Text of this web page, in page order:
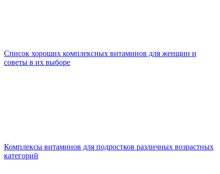
Список хороших комплексных витаминов для женщин и
советы в их выборе
Комплексы витаминов для подростков различных возрастных
категорий